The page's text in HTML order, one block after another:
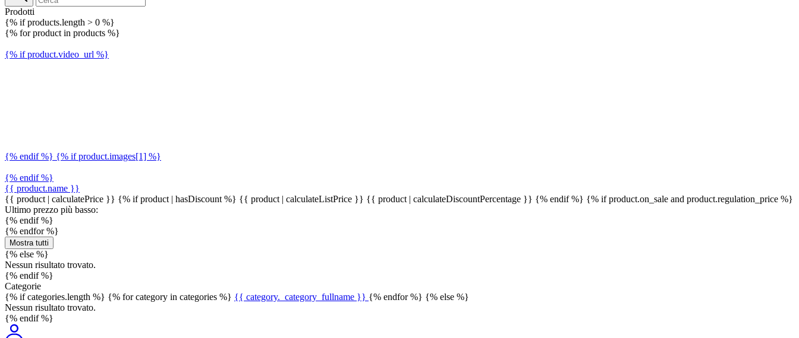
Prodotti
{% if products.length > 0 %}
{% for product in products %}
{% if product.video_url %}
{% endif %} {% if product.images[1] %}
{% endif %}
{{ product.name }}
{{ product | calculatePrice }} {% if product | hasDiscount %} {{ product | calculateListPrice }} {{ product | calculateDiscountPercentage }} {% endif %} {% if product.on_sale and product.regulation_price %}
Ultimo prezzo più basso:
{% endif %}
{% endfor %}
Mostra tutti
{% else %}
Nessun risultato trovato.
{% endif %}
Categorie
{% if categories.length %} {% for category in categories %} {{ category._category_fullname }} {% endfor %} {% else %}
Nessun risultato trovato.
{% endif %}